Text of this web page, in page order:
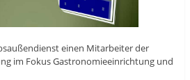
einen Mitarbeiter der
im Fokus Gastronomieeinrichtung und